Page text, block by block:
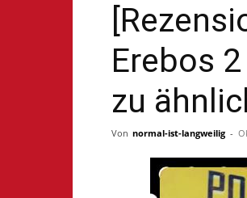
Erebos
zu
Von normal-ist-langweilig -